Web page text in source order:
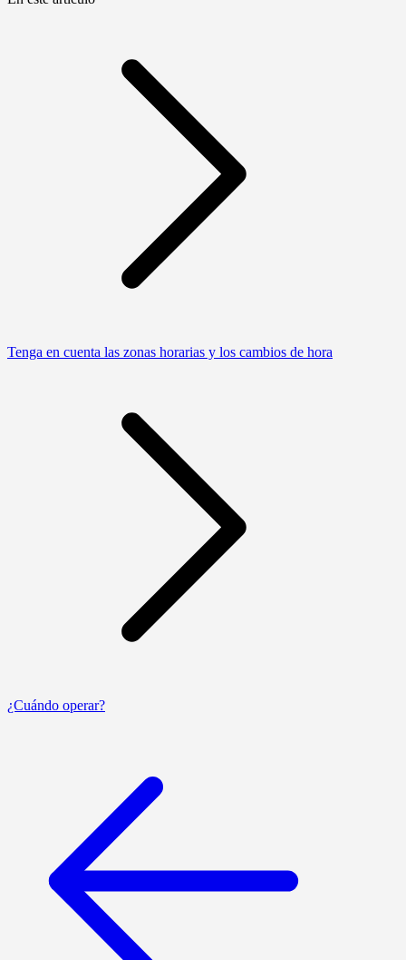
Tenga en cuenta las zonas horarias y los cambios de hora
¿Cuándo operar?